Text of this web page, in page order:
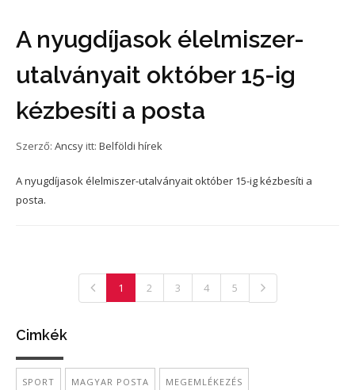
A nyugdíjasok élelmiszer-
utalványait október 15-ig
kézbesíti a posta
Szerző: Ancsy itt: Belföldi hírek
A nyugdíjasok élelmiszer-utalványait október 15-ig kézbesíti a
posta.
1 2 3 4 5
Cimkék
SPORT MAGYAR POSTA MEGEMLÉKEZÉS